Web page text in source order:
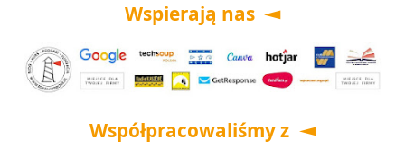
Wspierają nas
Współpracowaliśmy z